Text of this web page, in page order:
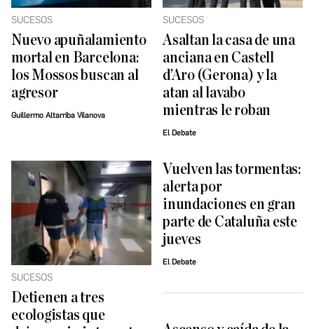
SUCESOS
Nuevo apuñalamiento
mortal en Barcelona:
los Mossos buscan al
agresor
Guillermo Altarriba Vilanova
SUCESOS
Asaltan la casa de una
anciana en Castell
d’Aro (Gerona) y la
atan al lavabo
mientras le roban
El Debate
SUCESOS
Detienen a tres
ecologistas que
Vuelven las tormentas:
alerta por
inundaciones en gran
parte de Cataluña este
jueves
El Debate